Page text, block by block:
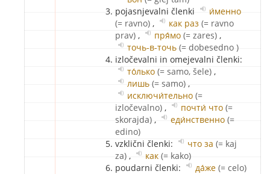
pojasnjevalni členki
и́менно
(= ravno) , как раз (= ravno
prav) , пря́мо (= zares) ,
точь-в-точь (= dobesedno )
izločevalni in omejevalni členki:
то́лько (= samo, šele) ,
лишь (= samo) ,
исключи́тельно (=
izločevalno) , почти́ что (=
skorajda) , еди́нственно (=
edino)
vzklični členki:
что за (= kaj
za) , как (= kako)
poudarni členki:
да́же (= celo)